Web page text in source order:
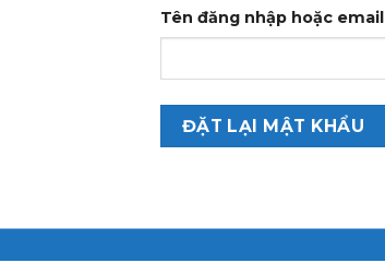
Tên đăng nhập hoặc email
ĐẶT LẠI MẬT KHẨU